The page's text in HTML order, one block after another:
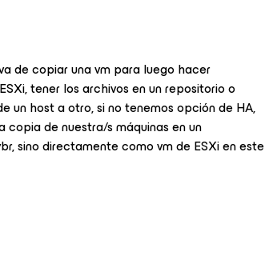
de copiar una vm para luego hacer
tener los archivos en un repositorio o
un host a otro, si no tenemos opción de HA,
de nuestra/s máquinas en un
sino directamente como vm de ESXi en este